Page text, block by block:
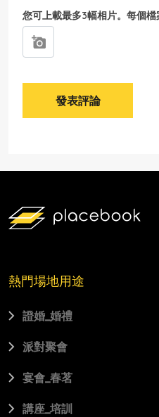
您可上載最多3幅相片。每個檔
發表評論
熱門場地用途
證婚_婚禮
派對聚會
宴會_春茗
講座_培訓